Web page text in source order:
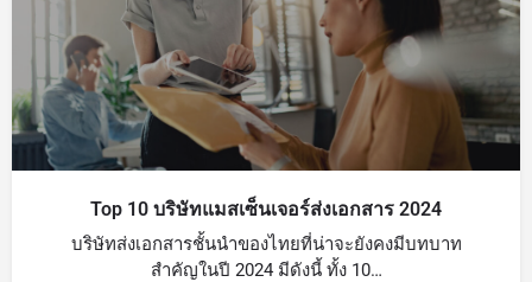
Top 10 บริษัทแมสเซ็นเจอร์ส่งเอกสาร 2024
บริษัทส่งเอกสารชั้นนำของไทยที่น่าจะยังคงมีบทบาท
สำคัญในปี 2024 มีดังนี้ ทั้ง 10…